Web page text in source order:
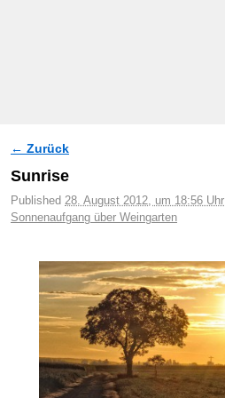
Bilder-Navigation
← Zurück
Sunrise
Published 28. August 2012, um 18:56 Uhr
Sonnenaufgang über Weingarten